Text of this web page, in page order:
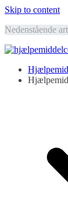
Skip to content
Nedenstående
Hjælpemidler til